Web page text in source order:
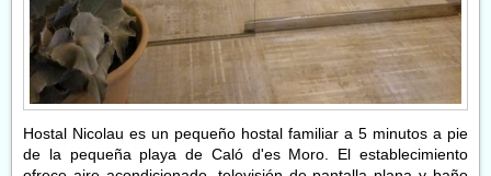
Hostal Nicolau es un pequeño hostal familiar a 5 minutos a pie
de la pequeña playa de Caló d'es Moro. El establecimiento